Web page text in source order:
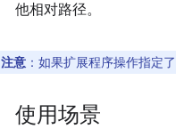
他相对路径。
注意 ：如果扩展程序操作指定
使用场景